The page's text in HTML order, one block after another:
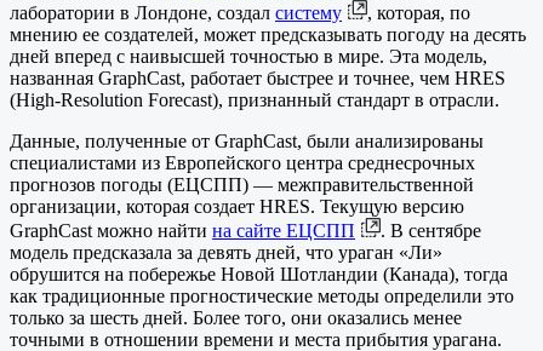
лаборатории в Лондоне, создал систему
, которая, по
мнению ее создателей, может предсказывать погоду на десять
дней вперед с наивысшей точностью в мире. Эта модель,
названная GraphCast, работает быстрее и точнее, чем HRES
(High-Resolution Forecast), признанный стандарт в отрасли.
Данные, полученные от GraphCast, были анализированы
специалистами из Европейского центра среднесрочных
прогнозов погоды (ЕЦСПП) — межправительственной
организации, которая создает HRES. Текущую версию
GraphCast можно найти на сайте ЕЦСПП
. В сентябре
модель предсказала за девять дней, что ураган «Ли»
обрушится на побережье Новой Шотландии (Канада), тогда
как традиционные прогностические методы определили это
только за шесть дней. Более того, они оказались менее
точными в отношении времени и места прибытия урагана.